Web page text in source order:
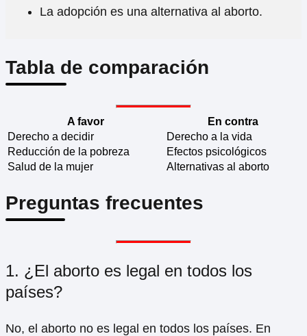
La adopción es una alternativa al aborto.
Tabla de comparación
A favor
En contra
Derecho a decidir
Derecho a la vida
Reducción de la pobreza
Efectos psicológicos
Salud de la mujer
Alternativas al aborto
Preguntas frecuentes
1. ¿El aborto es legal en todos los
países?
No, el aborto no es legal en todos los países. En